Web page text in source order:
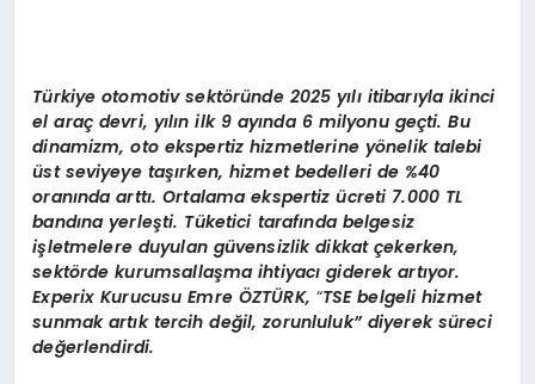
Türkiye otomotiv sektöründe 2025 yılı itibarıyla ikinci
el araç devri, yılın ilk 9 ayında 6 milyonu geçti. Bu
dinamizm, oto ekspertiz hizmetlerine yönelik talebi
üst seviyeye taşırken, hizmet bedelleri de %40
oranında arttı. Ortalama ekspertiz ücreti 7.000 TL
bandına yerleşti. Tüketici tarafında belgesiz
işletmelere duyulan güvensizlik dikkat çekerken,
sektörde kurumsallaşma ihtiyacı giderek artıyor.
Experix Kurucusu Emre ÖZTÜRK, “TSE belgeli hizmet
sunmak artık tercih değil, zorunluluk” diyerek süreci
değerlendirdi.